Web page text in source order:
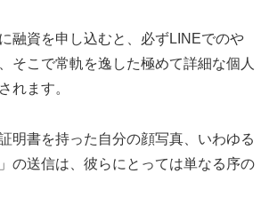
融資を申し込むと、必ずLINEでのや
そこで常軌を逸した極めて詳細な個人
れます。
明書を持った自分の顔写真、いわゆる
の送信は、彼らにとっては単なる序の